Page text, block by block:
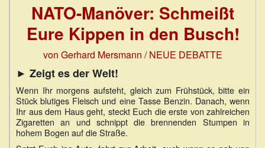
NATO-Manöver: Schmeißt
Eure Kippen in den Busch!
von Gerhard Mersmann / NEUE DEBATTE
► Zeigt es der Welt!
Wenn Ihr morgens aufsteht, gleich zum Frühstück, bitte ein
Stück blutiges Fleisch und eine Tasse Benzin. Danach, wenn
Ihr aus dem Haus geht, steckt Euch die erste von zahlreichen
Zigaretten an und schnippt die brennenden Stumpen in
hohem Bogen auf die Straße.